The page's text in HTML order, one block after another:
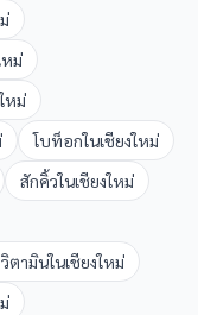
หม่
หม่
โบท็อกในเชียงใหม่
สักคิ้วในเชียงใหม่
ตามินในเชียงใหม่